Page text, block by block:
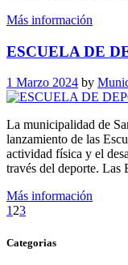
Más información
ESCUELA DE
1 Marzo 2024 by
La municipalidad de
lanzamiento de las
actividad física y el
través del deporte. Las
Más información
123
Categorias